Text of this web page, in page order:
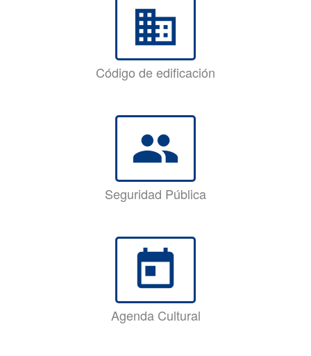
business
Código de edificación
group
Seguridad Pública
today
Agenda Cultural